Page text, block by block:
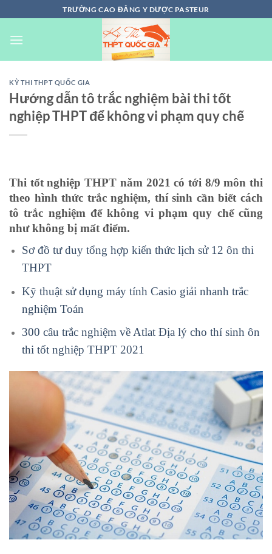
đến
nội
TRƯỜNG CAO ĐẲNG Y DƯỢC PASTEUR
KỲ THI THPT QUỐC GIA
Hướng dẫn tô trắc nghiệm bài thi tốt
nghiệp THPT để không vi phạm quy chế
Thi tốt nghiệp THPT năm 2021 có tới 8/9 môn thi
theo hình thức trắc nghiệm, thí sinh cần biết cách
tô trắc nghiệm để không vi phạm quy chế cũng
như không bị mất điểm.
Sơ đồ tư duy tổng hợp kiến thức lịch sử 12 ôn thi
THPT
Kỹ thuật sử dụng máy tính Casio giải nhanh trắc
nghiệm Toán
300 câu trắc nghiệm về Atlat Địa lý cho thí sinh ôn
thi tốt nghiệp THPT 2021